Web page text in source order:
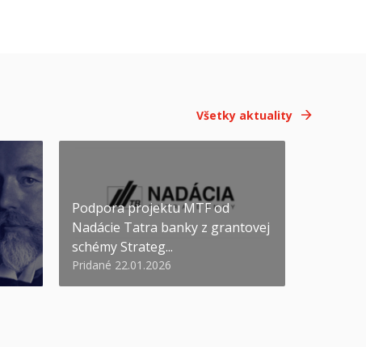
Všetky aktuality
Podpora projektu MTF od
Nadácie Tatra banky z grantovej
schémy Strateg...
Pridané 22.01.2026